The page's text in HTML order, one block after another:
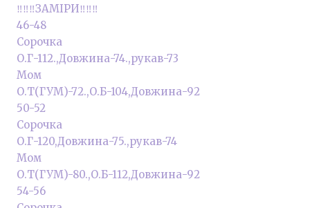
‼️‼️‼️ЗАМІРИ‼️‼️‼️
46-48
Сорочка
О.Г-112.,Довжина-74.,рукав-73
Мом
О.Т(ГУМ)-72.,О.Б-104,Довжина-92
50-52
Сорочка
О.Г-120,Довжина-75.,рукав-74
Мом
О.Т(ГУМ)-80.,О.Б-112,Довжина-92
54-56